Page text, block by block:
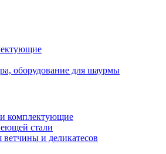
оборудование для шаурмы
комплектующие
стали
и деликатесов